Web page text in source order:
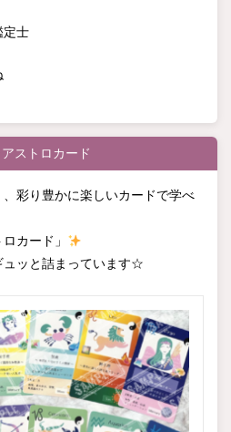
定士
ストロカード
彩り豊かに楽しいカードで学べ
カード」
ュッと詰まっています☆